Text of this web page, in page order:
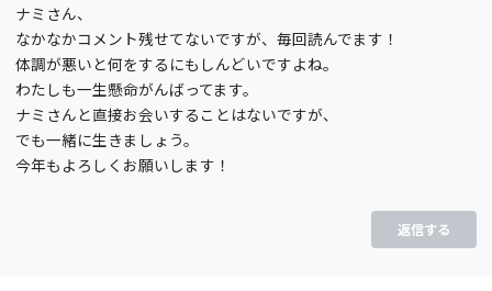
ナミさん、
なかなかコメント残せてないですが、毎回読んでます！
体調が悪いと何をするにもしんどいですよね。
わたしも一生懸命がんばってます。
ナミさんと直接お会いすることはないですが、
でも一緒に生きましょう。
今年もよろしくお願いします！
返信する